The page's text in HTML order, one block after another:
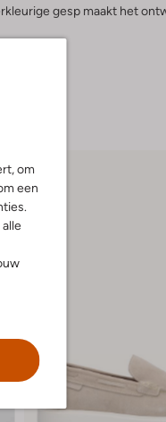
om
een
gesp maakt het